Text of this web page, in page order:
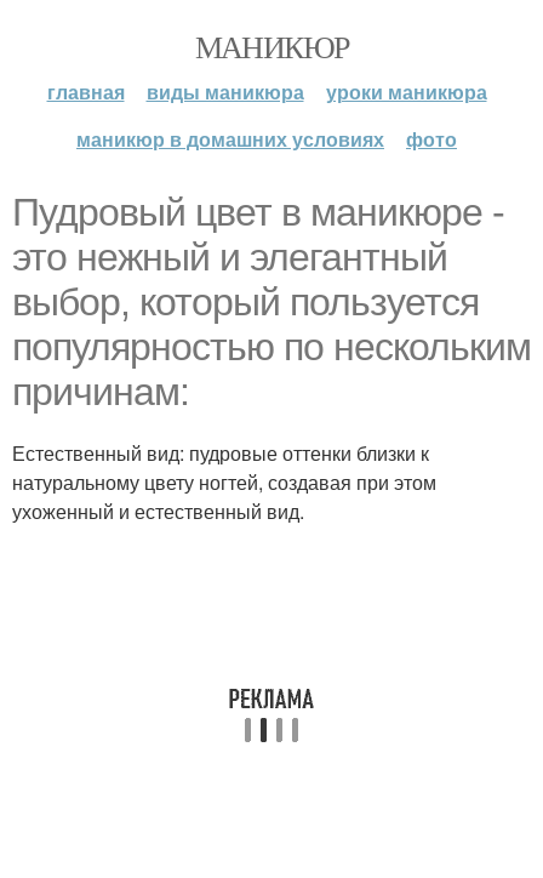
МАНИКЮР
главная виды маникюра
уроки маникюра
маникюр в домашних условиях
фото
Пудровый цвет в маникюре -
это нежный и элегантный
выбор, который пользуется
популярностью по нескольким
причинам:
Естественный вид: пудровые оттенки близки к
натуральному цвету ногтей, создавая при этом
ухоженный и естественный вид.